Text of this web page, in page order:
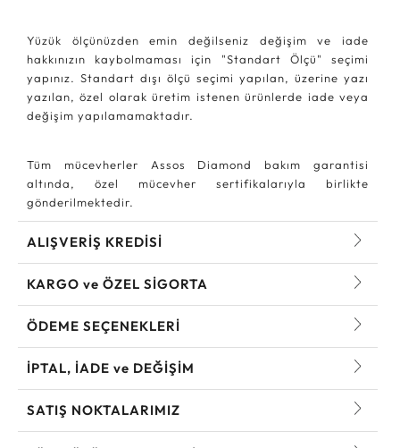
Yüzük ölçünüzden emin değilseniz değişim ve iade
hakkınızın kaybolmaması için "Standart Ölçü" seçimi
yapınız. Standart dışı ölçü seçimi yapılan, üzerine yazı
yazılan, özel olarak üretim istenen ürünlerde iade veya
değişim yapılamamaktadır.
Tüm mücevherler Assos Diamond bakım garantisi
altında, özel mücevher sertifikalarıyla birlikte
gönderilmektedir.
ALIŞVERİŞ KREDİSİ
KARGO ve ÖZEL SİGORTA
ÖDEME SEÇENEKLERİ
İPTAL, İADE ve DEĞİŞİM
SATIŞ NOKTALARIMIZ